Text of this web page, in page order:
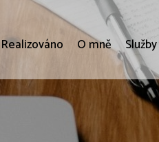
Realizováno O mně Služby